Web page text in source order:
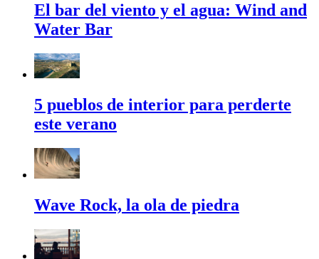
El bar del viento y el agua: Wind and
Water Bar
5 pueblos de interior para perderte
este verano
Wave Rock, la ola de piedra